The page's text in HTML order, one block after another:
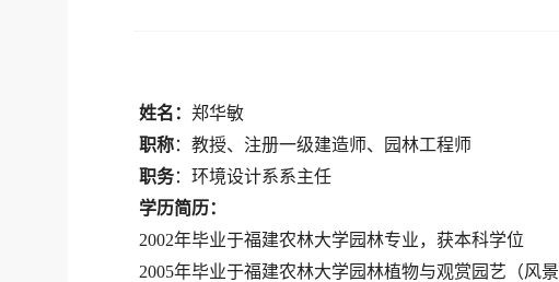
姓名： 郑华敏
职称： 教授、注册一级建造师、园林工程师
职务： 环境设计系系主任
学历简历：
2002年毕业于福建农林大学园林专业， 获本科学位
2005年毕业于福建农林大学园林植物与观赏园艺（风景